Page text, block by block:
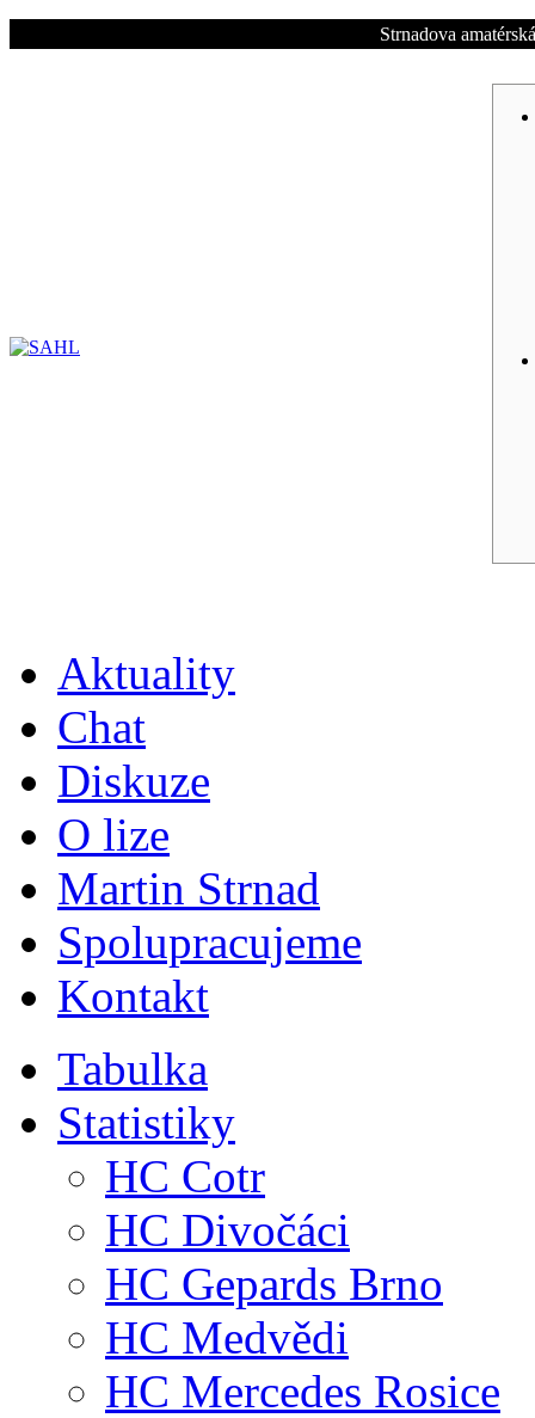
Strnadova
Aktuality
Chat
Diskuze
O lize
Martin Strnad
Spolupracujeme
Kontakt
Tabulka
Statistiky
HC Cotr
HC Divočáci
HC Gepards Brno
HC Medvědi
HC Mercedes Rosice